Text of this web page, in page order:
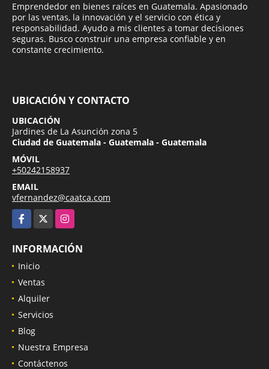
Emprendedor en bienes raíces en Guatemala. Apasionado
por las ventas, la innovación y el servicio con ética y
responsabilidad. Ayudo a mis clientes a tomar decisiones
seguras. Busco construir una empresa confiable y en
constante crecimiento.
UBICACIÓN Y CONTACTO
UBICACIÓN
Jardines de La Asunción zona 5
Ciudad de Guatemala - Guatemala - Guatemala
MÓVIL
+50242158937
EMAIL
vfernandez@caatca.com
Facebook
Instagram
INFORMACIÓN
Inicio
Ventas
Alquiler
Servicios
Blog
Nuestra Empresa
Contáctenos